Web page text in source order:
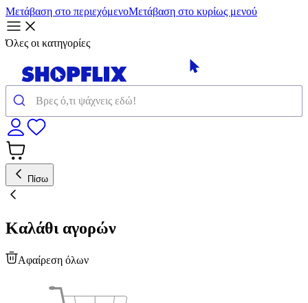
Μετάβαση στο περιεχόμενοΜετάβαση στο κυρίως μενού
Όλες οι κατηγορίες
Πίσω
Καλάθι αγορών
Αφαίρεση όλων